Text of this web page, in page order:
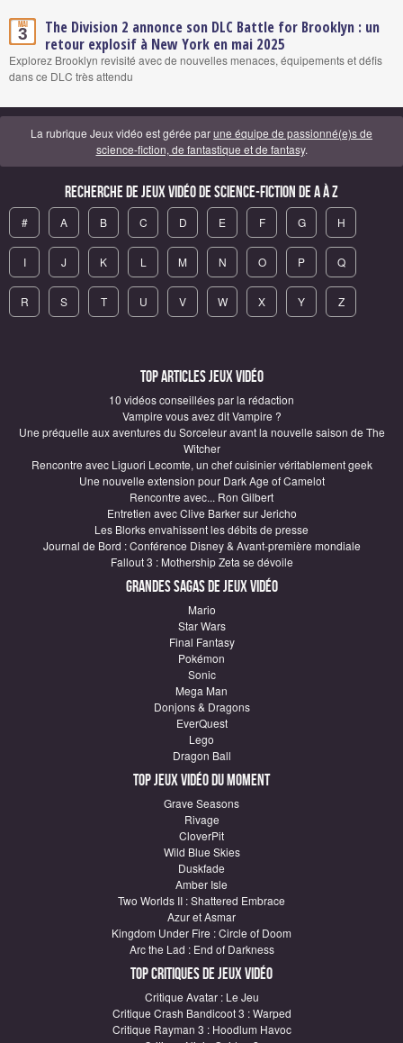
Mai
3
The Division 2 annonce son DLC Battle for Brooklyn : un
retour explosif à New York en mai 2025
Explorez Brooklyn revisité avec de nouvelles menaces, équipements et défis
dans ce DLC très attendu
La rubrique Jeux vidéo est gérée parune équipe de passionné(e)s de
science-fiction, de fantastique et de fantasy.
Recherche de Jeux vidéo de science-fiction de A à Z
# A B C D E F G H
I J K L M N O P Q
R S T U V W X Y Z
Top articles Jeux vidéo
10 vidéos conseillées par la rédaction
Vampire vous avez dit Vampire ?
Une préquelle aux aventures du Sorceleur avant la nouvelle saison de The
Witcher
Rencontre avec Liguori Lecomte, un chef cuisinier véritablement geek
Une nouvelle extension pour Dark Age of Camelot
Rencontre avec... Ron Gilbert
Entretien avec Clive Barker sur Jericho
Les Blorks envahissent les débits de presse
Journal de Bord : Conférence Disney & Avant-première mondiale
Fallout 3 : Mothership Zeta se dévoile
Grandes sagas de Jeux vidéo
Mario
Star Wars
Final Fantasy
Pokémon
Sonic
Mega Man
Donjons & Dragons
EverQuest
Lego
Dragon Ball
Top Jeux vidéo du moment
Grave Seasons
Rivage
CloverPit
Wild Blue Skies
Duskfade
Amber Isle
Two Worlds II : Shattered Embrace
Azur et Asmar
Kingdom Under Fire : Circle of Doom
Arc the Lad : End of Darkness
Top critiques de Jeux vidéo
Critique Avatar : Le Jeu
Critique Crash Bandicoot 3 : Warped
Critique Rayman 3 : Hoodlum Havoc